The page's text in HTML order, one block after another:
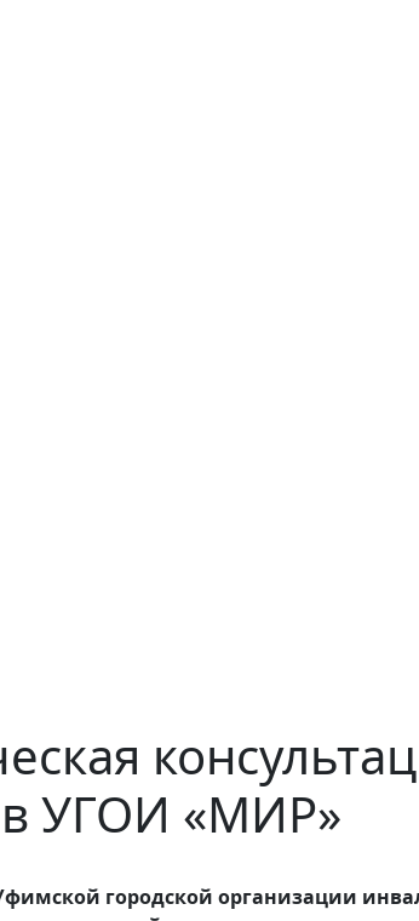
УГОИ «МИР»
Уфимской городской организации